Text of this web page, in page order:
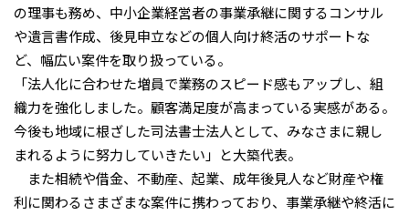
の理事も務め、中小企業経営者の事業承継に関するコンサル
や遺言書作成、後見申立などの個人向け終活のサポートな
ど、幅広い案件を取り扱っている。
「法人化に合わせた増員で業務のスピード感もアップし、組
織力を強化しました。顧客満足度が高まっている実感がある。
今後も地域に根ざした司法書士法人として、みなさまに親し
まれるように努力していきたい」と大築代表。
また相続や借金、不動産、起業、成年後見人など財産や権
利に関わるさまざまな案件に携わっており、事業承継や終活に